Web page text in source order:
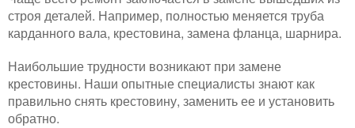
строя деталей. Например, полностью меняется труба
карданного вала, крестовина, замена фланца, шарнира.
Наибольшие трудности возникают при замене
крестовины. Наши опытные специалисты знают как
правильно снять крестовину, заменить ее и установить
обратно.